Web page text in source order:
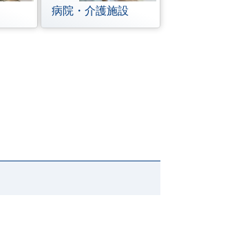
病院・介護施設